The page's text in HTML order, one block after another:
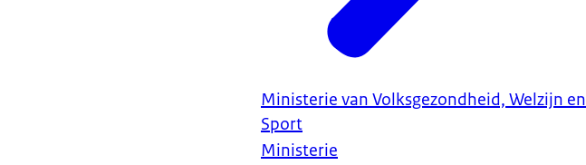
Ministerie van Volksgezondheid, Welzijn en
Sport
Ministerie